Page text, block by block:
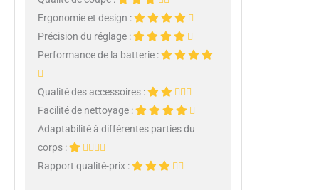
Ergonomie et design :
Précision du réglage :
Performance de la batterie :
Qualité des accessoires :
Facilité de nettoyage :
Adaptabilité à différentes parties du
corps :
Rapport qualité-prix :